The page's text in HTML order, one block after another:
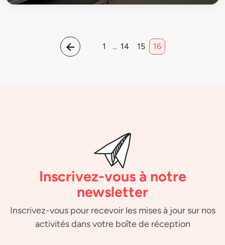
1 ... 14 15 16
Inscrivez-vous à notre
newsletter
Inscrivez-vous pour recevoir les mises à jour sur nos
activités dans votre boîte de réception